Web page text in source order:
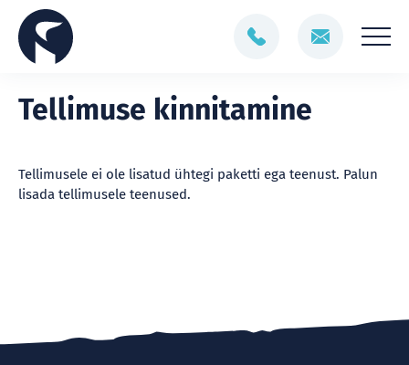
Tellimuse kinnitamine
Tellimusele ei ole lisatud ühtegi paketti ega teenust. Palun
lisada tellimusele teenused.